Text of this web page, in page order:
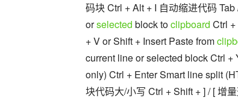
码块 Ctrl + Alt + I 自动缩进代码 Tab
or selected block to clipboard Ctrl
+ V or Shift + Insert Paste from
current line or selected block Ctrl
only) Ctrl + Enter Smart line split
块代码大/小写 Ctrl + Shift + ] / [ 增